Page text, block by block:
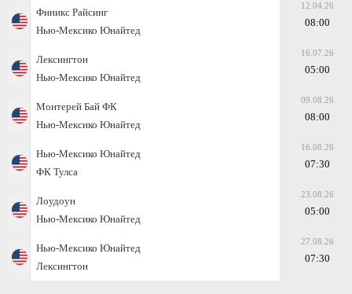
Финикс Райсинг
Нью-Мексико Юнайтед
12.04.26
08:00
Лексингтон
Нью-Мексико Юнайтед
16.07.26
05:00
Монтерей Бай ФК
Нью-Мексико Юнайтед
09.08.26
08:00
Нью-Мексико Юнайтед
ФК Тулса
16.08.26
07:30
Лоудоун
Нью-Мексико Юнайтед
23.08.26
05:00
Нью-Мексико Юнайтед
Лексингтон
27.08.26
07:30